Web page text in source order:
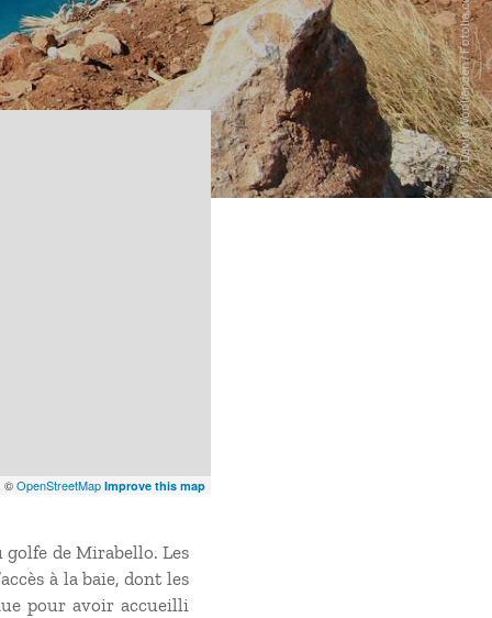
©OpenStreetMap Improve this map
golfe de Mirabello. Les
à la baie, dont les
pour avoir accueilli